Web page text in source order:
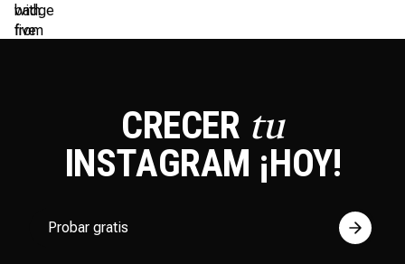
CRECER tu
INSTAGRAM ¡HOY!
Probar gratis